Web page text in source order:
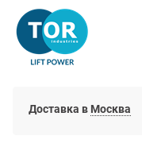
Доставка в Москва